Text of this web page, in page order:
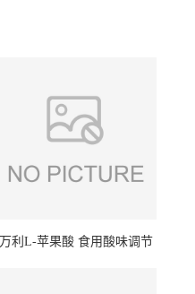
万利L-苹果酸 食用酸味调节